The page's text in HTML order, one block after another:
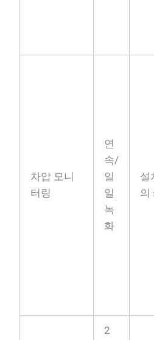
차압 모니
터링
연
속/
일
일
녹
화
설
의
2